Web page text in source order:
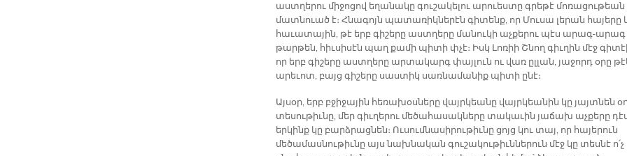
աստղերու միջոցով եղանակը գուշակելու արուեստը գրեթէ մոռացութեան
մատնուած է։ Հնագոյն պատառիկներէն գիտենք, որ Մուսա լերան հայերը
հաւատային, թէ երբ գիշերը աստղերը մանուկի աչքերու պէս արագ-արագ
թարթեն, հիւսիսէն պաղ քամի պիտի փչէ։ Իսկ Լոռիի Շնող գիւղին մէջ
որ երբ գիշերը աստղերը արտակարգ փայլուն ու վառ ըլլան, յաջորդ օրը
արեւոտ, բայց գիշերը սաստիկ սառնամանիք պիտի ընէ։
Այսօր, երբ բջիջային հեռախօսները վայրկեանը վայրկեանին կը յայտնեն
տեսութիւնը, մեր գիւղերու մեծահասակները տակաւին յաճախ աչքերը
երկինք կը բարձրացնեն։ Ուսումնասիրութիւնը ցոյց կու տայ, որ հայերուն
մեծամասնութիւնը այս նախնական գուշակութիւններուն մէջ կը տեսնէ ո՛չ